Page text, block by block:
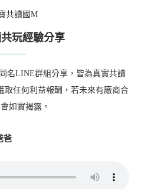
玩經驗分享
名LINE群組分享，皆為真實共讀
取任何利益報酬，若未來有廠商合
如實揭露。
爸